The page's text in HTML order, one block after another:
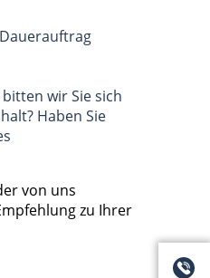
wir Sie sich
Haben Sie
von uns
zu Ihrer